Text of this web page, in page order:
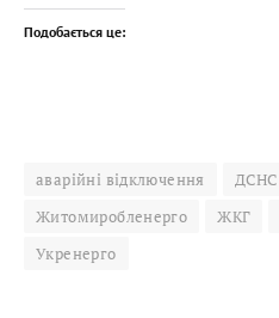
Подобається це:
аварійні відключення ДСНС
Житомиробленерго
ЖКГ
Укренерго